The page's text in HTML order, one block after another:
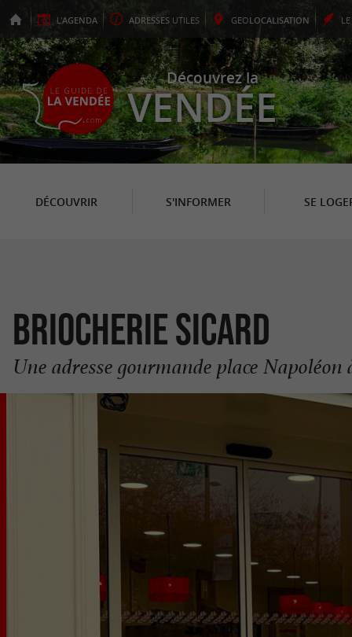
L'AGENDA ADRESSES UTILES GEOLOCALISATION LE
Découvrez la
VENDÉE
DÉCOUVRIR S'INFORMER SE
Briocherie Sicard
Une adresse gourmande place Napoléon